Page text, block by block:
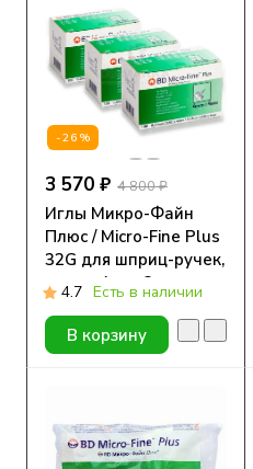
-26%
3 570 ₽ 4 800 ₽
Иглы Микро-Файн
Плюс / Micro-Fine Plus
32G для шприц-ручек,
длина 4 мм, 3 уп. по
100 шт.
4.7 Есть в наличии
В корзину